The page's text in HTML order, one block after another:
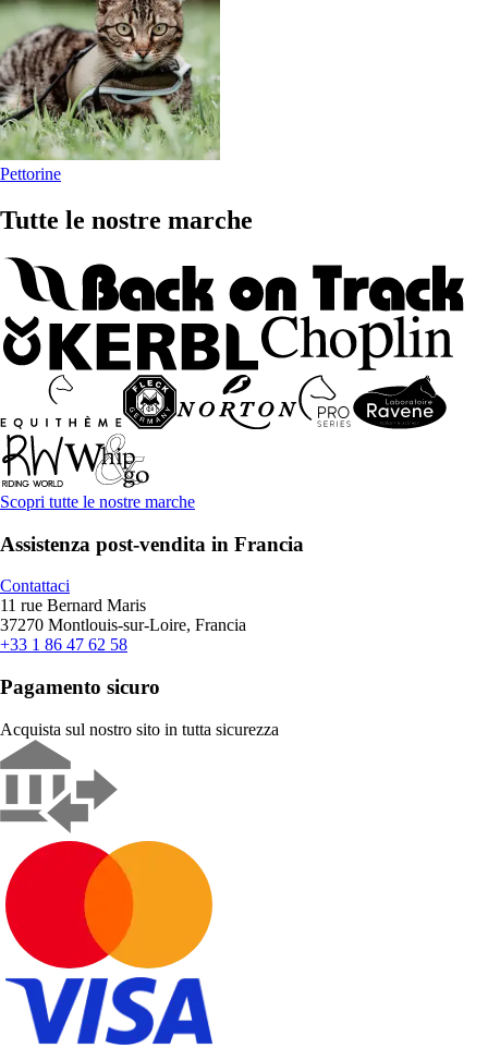
Pettorine
Tutte le nostre marche
Scopri tutte le nostre marche
Assistenza post-vendita in Francia
Contattaci
11 rue Bernard Maris
37270 Montlouis-sur-Loire, Francia
+33 1 86 47 62 58
Pagamento sicuro
Acquista sul nostro sito in tutta sicurezza